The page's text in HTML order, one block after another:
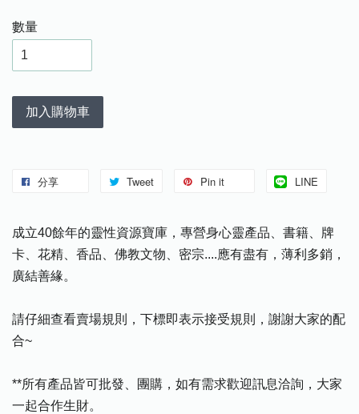
數量
加入購物車
分享 Tweet Pin it LINE
成立40餘年的靈性資源寶庫，專營身心靈產品、書籍、牌
卡、花精、香品、佛教文物、密宗....應有盡有，薄利多銷，
廣結善緣。
請仔細查看賣場規則，下標即表示接受規則，謝謝大家的配
合~
**所有產品皆可批發、團購，如有需求歡迎訊息洽詢，大家
一起合作生財。